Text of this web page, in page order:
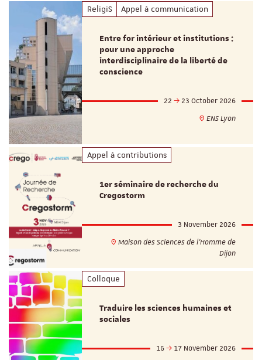
ReligiS Appel à communication
Entre for intérieur et institutions :
pour une approche
interdisciplinaire de la liberté de
conscience
22
23 October 2026
ENS Lyon
Appel à contributions
1er séminaire de recherche du
Cregostorm
3 November 2026
Maison des Sciences de l'Homme de
Dijon
Colloque
Traduire les sciences humaines et
sociales
16
17 November 2026